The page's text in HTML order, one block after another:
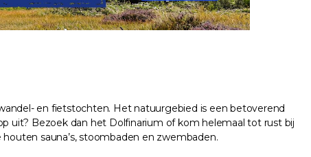
en fietstochten. Het natuurgebied is een betoverend
uit? Bezoek dan het Dolfinarium of kom helemaal tot rust bij
sauna’s, stoombaden en zwembaden.